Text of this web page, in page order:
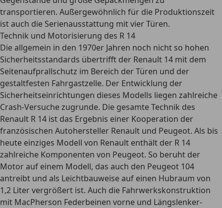
transportieren. Außergewöhnlich für die Produktionszeit
ist auch die Serienausstattung mit vier Türen.
Technik und Motorisierung des R 14
Die allgemein in den 1970er Jahren noch nicht so hohen
Sicherheitsstandards übertrifft der Renault 14 mit dem
Seitenaufprallschutz im Bereich der Türen und der
gestaltfesten Fahrgastzelle. Der Entwicklung der
Sicherheitseinrichtungen dieses Modells liegen zahlreiche
Crash-Versuche zugrunde. Die gesamte Technik des
Renault R 14 ist das Ergebnis einer Kooperation der
französischen Autohersteller Renault und Peugeot. Als bis
heute einziges Modell von Renault enthält der R 14
zahlreiche Komponenten von Peugeot. So beruht der
Motor auf einem Modell, das auch den Peugeot 104
antreibt und als Leichtbauweise auf einen Hubraum von
1,2 Liter vergrößert ist. Auch die Fahrwerkskonstruktion
mit MacPherson Federbeinen vorne und Längslenker-